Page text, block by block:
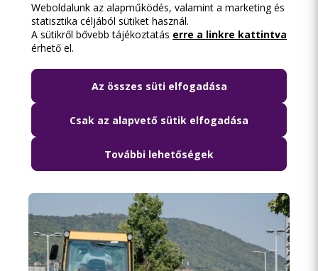
Lezárják péntek hajnalban a Szabadság
híd környékét
Weboldalunk az alapműködés, valamint a marketing és
statisztika céljából sütiket használ.
A sütikről bővebb tájékoztatás erre a linkre kattintva
érhető el.
Az összes süti elfogadása
Csak az alapvető sütik elfogadása
További lehetőségek